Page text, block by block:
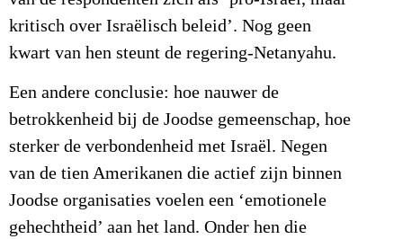
kritisch over Israëlisch beleid’. Nog geen
kwart van hen steunt de regering-Netanyahu.
Een andere conclusie: hoe nauwer de
betrokkenheid bij de Joodse gemeenschap, hoe
sterker de verbondenheid met Israël. Negen
van de tien Amerikanen die actief zijn binnen
Joodse organisaties voelen een ‘emotionele
gehechtheid’ aan het land. Onder hen die